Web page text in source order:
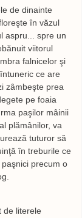
de dinainte
în văzul
aspru... spre un
viitorul
falnicelor şi
ce are
zâmbeşte prea
pe foaia
paşilor mâinii
plămânilor, va
tuturor să
în treburile ce
precum o
de literele